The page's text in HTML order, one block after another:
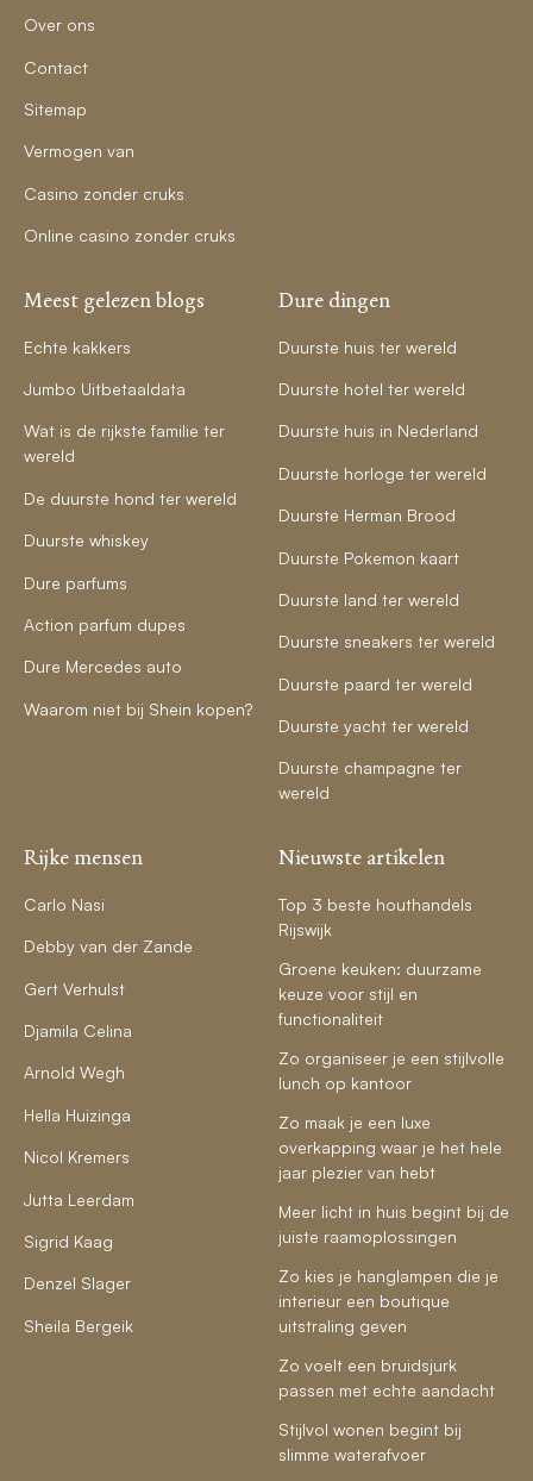
Over ons
Contact
Sitemap
Vermogen van
Casino zonder cruks
Online casino zonder cruks
Meest gelezen blogs
Echte kakkers
Jumbo Uitbetaaldata
Wat is de rijkste familie ter
wereld
De duurste hond ter wereld
Duurste whiskey
Dure parfums
Action parfum dupes
Dure Mercedes auto
Waarom niet bij Shein kopen?
Dure dingen
Duurste huis ter wereld
Duurste hotel ter wereld
Duurste huis in Nederland
Duurste horloge ter wereld
Duurste Herman Brood
Duurste Pokemon kaart
Duurste land ter wereld
Duurste sneakers ter wereld
Duurste paard ter wereld
Duurste yacht ter wereld
Duurste champagne ter
wereld
Rijke mensen
Carlo Nasi
Debby van der Zande
Gert Verhulst
Djamila Celina
Arnold Wegh
Hella Huizinga
Nicol Kremers
Jutta Leerdam
Sigrid Kaag
Denzel Slager
Sheila Bergeik
Nieuwste artikelen
Top 3 beste houthandels
Rijswijk
Groene keuken: duurzame
keuze voor stijl en
functionaliteit
Zo organiseer je een stijlvolle
lunch op kantoor
Zo maak je een luxe
overkapping waar je het hele
jaar plezier van hebt
Meer licht in huis begint bij de
juiste raamoplossingen
Zo kies je hanglampen die je
interieur een boutique
uitstraling geven
Zo voelt een bruidsjurk
passen met echte aandacht
Stijlvol wonen begint bij
slimme waterafvoer